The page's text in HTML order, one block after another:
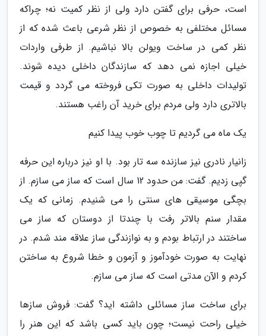
است، حرفی برای گفتن دارد ولی از نظر کمیت نه؛ چراکه
مسائل مختلفی به خصوص از نظر شرعی باعث شده که از
نظر کمی در ساخت ویولن بالا نباشیم. از طرفی واردات
خیلی اجازه نمی دهد که سازندگان داخلی دیده شوند.
تولیدات داخلی به صورت تکی فروخته می گردد و قیمت
بالاتری دارد ولی مردم برای خرید آن راغب هستند.
یک ماه می گردیم تا چوب خوب پیدا کنیم
زانیار نادری نیز سازنده سه تار بود. با او نیز درباره این حرفه
گپی زدیم. گفت: من حدود 12 سال است که ساز می سازم. از
بچگی موسیقی های سنتی را می شنیدم. زمانی که یک
مقدار سنم بالاتر رفت با چندتا از دوستان که ساز می
ساختند در ارتباط بودم و به نوازندگی ساز علاقه مند شدم. در
نهایت به صورت خودآموز و آزمون و خطا شروع به ساختن
کردم و الآن مدتی است که ساز می سازم.
برای ساخت ساز مسائلی داشته اید؟ گفت: فروش سازها
خیلی راحت نیست؛ چون باید کسی باشد که این هنر را